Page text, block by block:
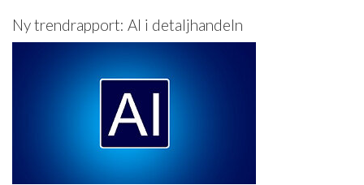
Ny trendrapport: AI i detaljhandeln